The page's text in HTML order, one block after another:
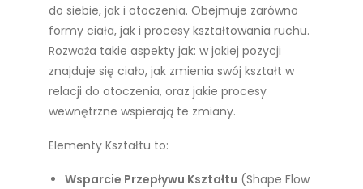
do siebie, jak i otoczenia. Obejmuje zarówno
formy ciała, jak i procesy kształtowania ruchu.
Rozważa takie aspekty jak: w jakiej pozycji
znajduje się ciało, jak zmienia swój kształt w
relacji do otoczenia, oraz jakie procesy
wewnętrzne wspierają te zmiany.
Elementy Kształtu to:
Wsparcie Przepływu Kształtu (Shape Flow